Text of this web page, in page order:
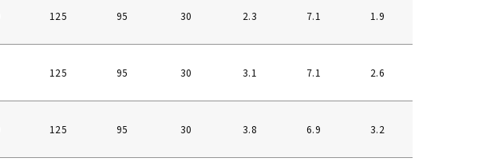
125 95 30 2.3 7.1 1.9
125 95 30 3.1 7.1 2.6
125 95 30 3.8 6.9 3.2